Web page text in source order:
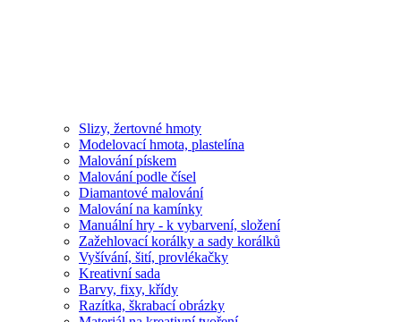
Slizy, žertovné hmoty
Modelovací hmota, plastelína
Malování pískem
Malování podle čísel
Diamantové malování
Malování na kamínky
Manuální hry - k vybarvení, složení
Zažehlovací korálky a sady korálků
Vyšívání, šití, provlékačky
Kreativní sada
Barvy, fixy, křídy
Razítka, škrabací obrázky